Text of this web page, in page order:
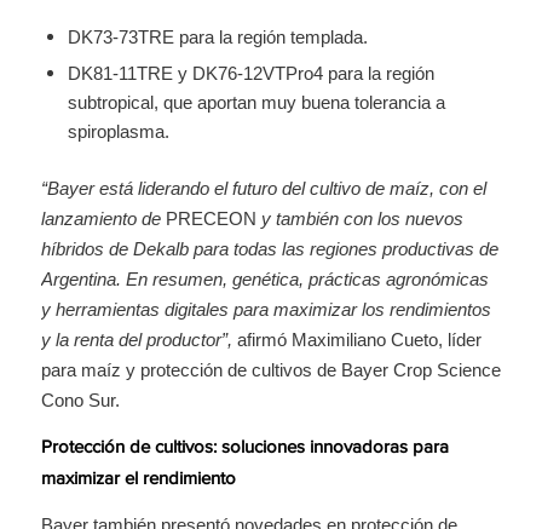
DK73-73TRE para la región templada.
DK81-11TRE y DK76-12VTPro4 para la región
subtropical, que aportan muy buena tolerancia a
spiroplasma.
“Bayer está liderando el futuro del cultivo de maíz, con el
lanzamiento de PRECEON y también con los nuevos
híbridos de Dekalb para todas las regiones productivas de
Argentina. En resumen, genética, prácticas agronómicas
y herramientas digitales para maximizar los rendimientos
y la renta del productor”, afirmó Maximiliano Cueto, líder
para maíz y protección de cultivos de Bayer Crop Science
Cono Sur.
Protección de cultivos: soluciones innovadoras para
maximizar el rendimiento
Bayer también presentó novedades en protección de